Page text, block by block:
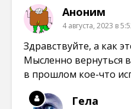
Аноним
4 августа, 2023 в
Здравствуйте, а как
Мысленно вернуться
в прошлом кое-что
Гела